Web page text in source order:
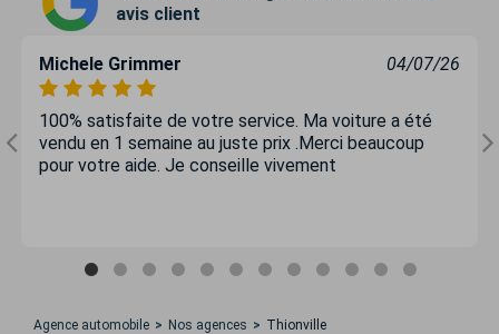
avis client
Michele Grimmer 04/07/26
100% satisfaite de votre service. Ma voiture a été
vendu en 1 semaine au juste prix .Merci beaucoup
pour votre aide. Je conseille vivement
Agence automobile Nos agences Thionville